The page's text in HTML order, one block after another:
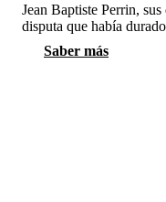
Jean Baptiste Perrin,
disputa que había
Saber más